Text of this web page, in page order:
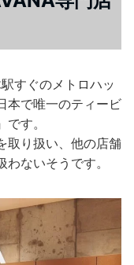
すぐのメトロハッ
本で唯一のティービ
す。
取り扱い、他の店舗
ないそうです。